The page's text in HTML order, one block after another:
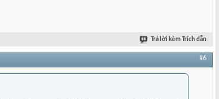
Trả lời kèm Trích dẫn
#6